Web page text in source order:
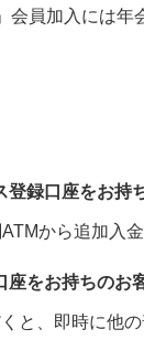
会員加入には年
登録口座をお持
から追加入金
座をお持ちのお
と、即時に他